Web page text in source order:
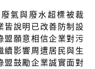
氣與廢水超標被裁
皆說明已改善防制設
盟願意相信企業對污
續影響周遭居民與生
盟鼓勵企業誠實面對